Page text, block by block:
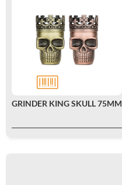
GRINDER KING SKULL 75MM